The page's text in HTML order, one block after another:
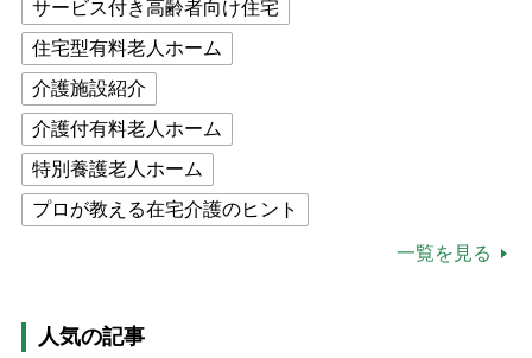
サービス付き高齢者向け住宅
住宅型有料老人ホーム
介護施設紹介
介護付有料老人ホーム
特別養護老人ホーム
プロが教える在宅介護のヒント
猫が母になつきません
一覧を見る
人気の記事